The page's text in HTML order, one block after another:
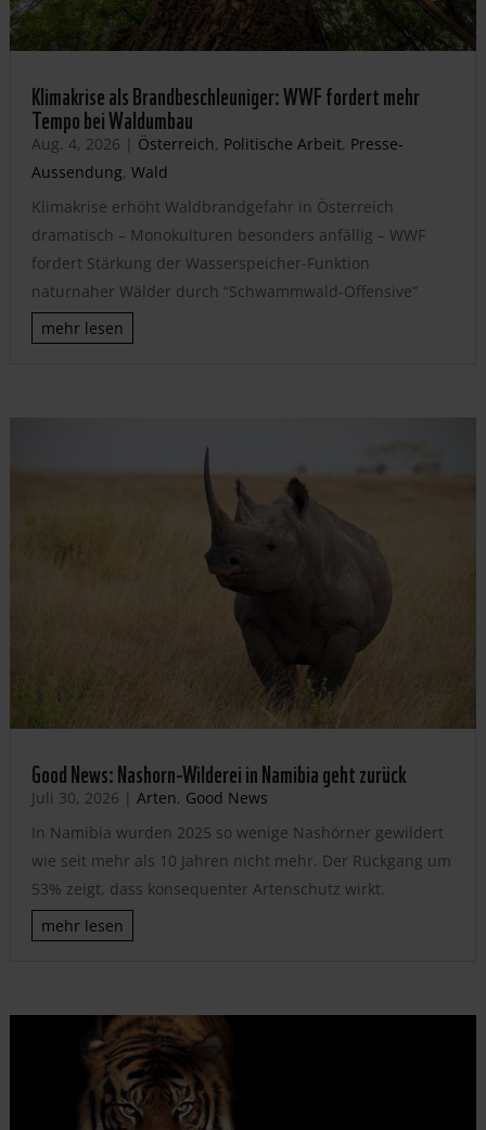
Klimakrise als Brandbeschleuniger: WWF fordert mehr
Tempo bei Waldumbau
Aug. 4, 2026 | Österreich, Politische Arbeit, Presse-
Aussendung, Wald
Klimakrise erhöht Waldbrandgefahr in Österreich
dramatisch – Monokulturen besonders anfällig – WWF
fordert Stärkung der Wasserspeicher-Funktion
naturnaher Wälder durch “Schwammwald-Offensive”
mehr lesen
Good News: Nashorn-Wilderei in Namibia geht zurück
Juli 30, 2026 | Arten, Good News
In Namibia wurden 2025 so wenige Nashörner gewildert
wie seit mehr als 10 Jahren nicht mehr. Der Rückgang um
53% zeigt, dass konsequenter Artenschutz wirkt.
mehr lesen